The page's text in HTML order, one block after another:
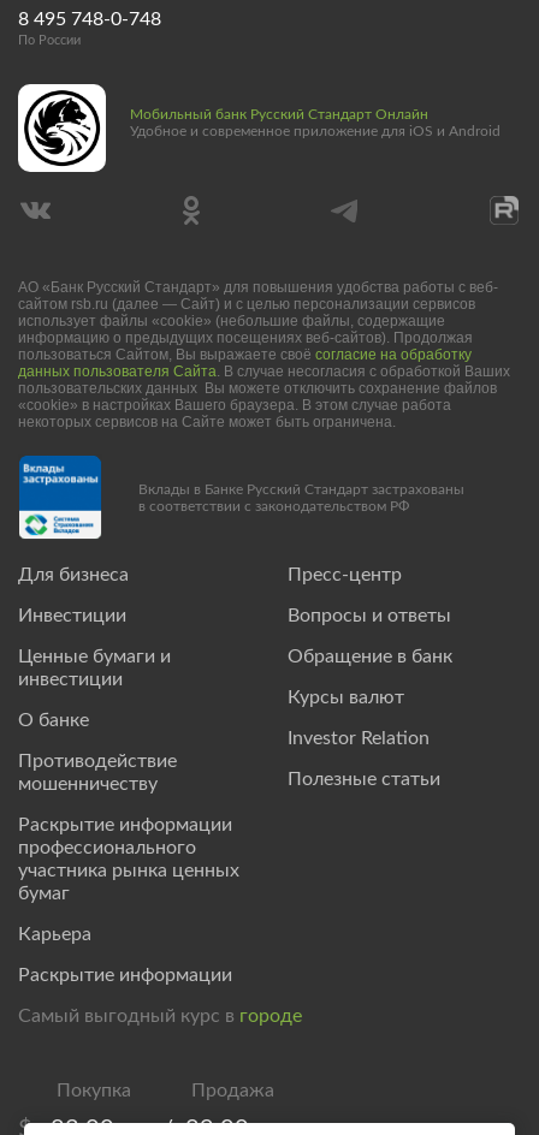
8 495 748-0-748
По России
Для бизнеса
Инвестиции
Ценные бумаги и
инвестиции
О банке
Противодействие
мошенничеству
Раскрытие информации
профессионального
участника рынка ценных
бумаг
Карьера
Раскрытие информации
Пресс-центр
Вопросы и ответы
Обращение в банк
Курсы валют
Investor Relation
Полезные статьи
Мобильный банк Русский Стандарт Онлайн
Удобное и современное приложение для iOS и Android
АО «Банк Русский Стандарт» для повышения удобства работы с веб-
сайтом rsb.ru (далее — Сайт) и с целью персонализации сервисов
использует файлы «cookie» (небольшие файлы, содержащие
информацию о предыдущих посещениях веб-сайтов). Продолжая
пользоваться Сайтом, Вы выражаете своё согласие на обработку
данных пользователя Сайта. В случае несогласия с обработкой Ваших
пользовательских данных Вы можете отключить сохранение файлов
«cookie» в настройках Вашего браузера. В этом случае работа
некоторых сервисов на Сайте может быть ограничена.
Вклады в Банке Русский Стандарт застрахованы
в соответствии с законодательством РФ
Самый выгодный курс в городе
$ 83,00 / 89,00